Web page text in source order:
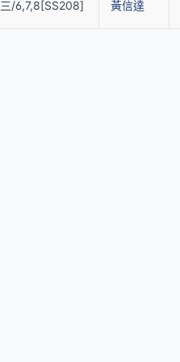
三/6,7,8[SS208] 黃信達